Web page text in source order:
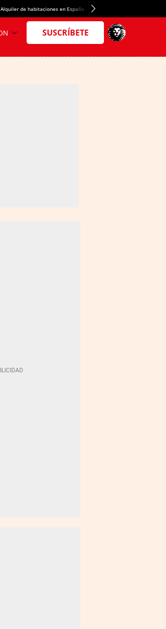
Alquiler de habitaciones en España Crédito del Spotify Camp Nou